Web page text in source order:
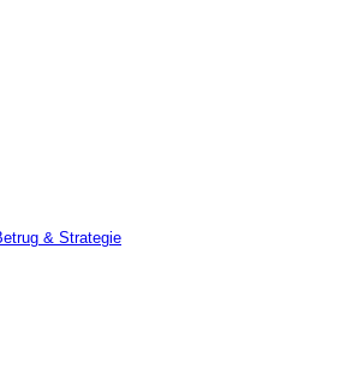
& Strategie